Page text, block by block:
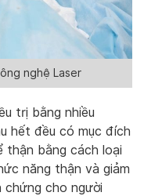
nghệ Laser
trị bằng nhiều
hết đều có mục đích
thận bằng cách loại
năng thận và giảm
chứng cho người